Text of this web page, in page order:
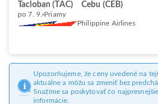
Tacloban (TAC) Cebu (CEB)
po 7. 9. Priamy
Philippine Airlines
Upozorňujeme, že ceny uvedené na
aktuálne a môžu sa zmeniť bez
Snažíme sa poskytovať čo
informácie.